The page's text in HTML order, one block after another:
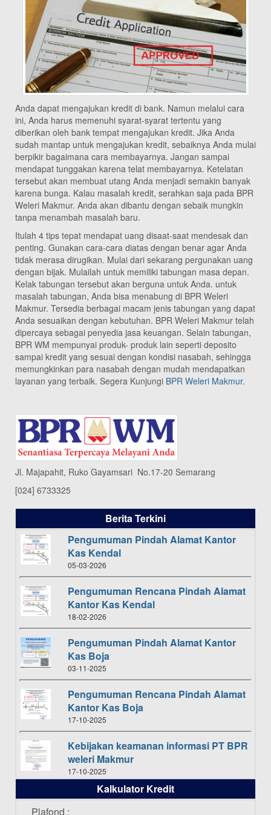
Anda dapat mengajukan kredit di bank. Namun melalui cara
ini, Anda harus memenuhi syarat-syarat tertentu yang
diberikan oleh bank tempat mengajukan kredit. Jika Anda
sudah mantap untuk mengajukan kredit, sebaiknya Anda mulai
berpikir bagaimana cara membayarnya. Jangan sampai
mendapat tunggakan karena telat membayarnya. Ketelatan
tersebut akan membuat utang Anda menjadi semakin banyak
karena bunga. Kalau masalah kredit, serahkan saja pada BPR
Weleri Makmur. Anda akan dibantu dengan sebaik mungkin
tanpa menambah masalah baru.
Itulah 4 tips tepat mendapat uang disaat-saat mendesak dan
penting. Gunakan cara-cara diatas dengan benar agar Anda
tidak merasa dirugikan. Mulai dari sekarang pergunakan uang
dengan bijak. Mulailah untuk memiliki tabungan masa depan.
Kelak tabungan tersebut akan berguna untuk Anda. untuk
masalah tabungan, Anda bisa menabung di BPR Weleri
Makmur. Tersedia berbagai macam jenis tabungan yang dapat
Anda sesuaikan dengan kebutuhan. BPR Weleri Makmur telah
dipercaya sebagai penyedia jasa keuangan. Selain tabungan,
BPR WM mempunyai produk- produk lain seperti deposito
sampai kredit yang sesuai dengan kondisi nasabah, sehingga
memungkinkan para nasabah dengan mudah mendapatkan
layanan yang terbaik. Segera Kunjungi BPR Weleri Makmur.
Jl. Majapahit, Ruko Gayamsari No.17-20 Semarang
[024] 6733325
Berita Terkini
Pengumuman Pindah Alamat Kantor
Kas Kendal
05-03-2026
Pengumuman Rencana Pindah Alamat
Kantor Kas Kendal
18-02-2026
Pengumuman Pindah Alamat Kantor
Kas Boja
03-11-2025
Pengumuman Rencana Pindah Alamat
Kantor Kas Boja
17-10-2025
Kebijakan keamanan informasi PT BPR
weleri Makmur
17-10-2025
Daftar Pemenang Undian TAMASHA
Bulan Oktober 2025
Kalkulator Kredit
Plafond :